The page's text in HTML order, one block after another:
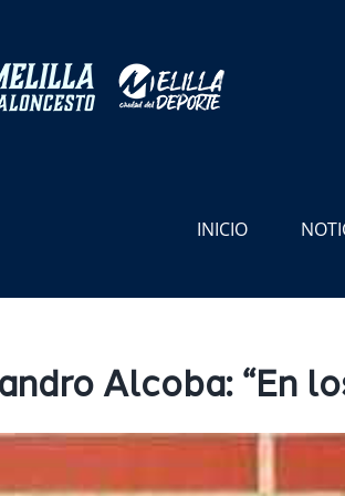
INICIO
Alcoba: “En